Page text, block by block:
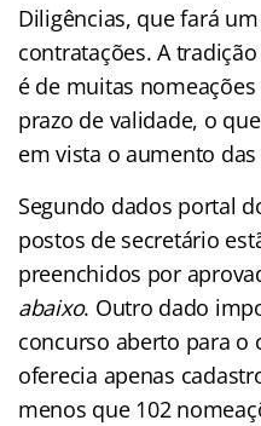
Diligências, que fará
contratações. A
é de muitas
prazo de validade, o
em vista o aumento
Segundo dados portal
postos de secretário
preenchidos por
abaixo. Outro dado
concurso aberto para o
oferecia apenas
menos que 102